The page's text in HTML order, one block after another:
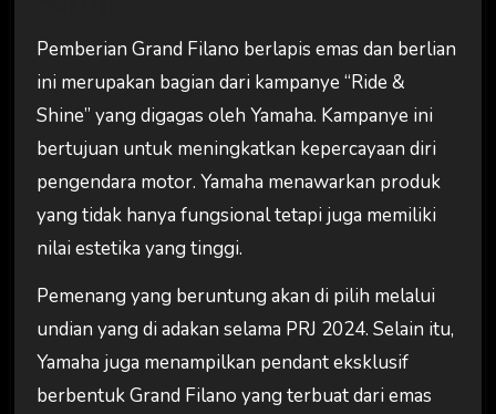
Pemberian Grand Filano berlapis emas dan berlian
ini merupakan bagian dari kampanye “Ride &
Shine” yang digagas oleh Yamaha. Kampanye ini
bertujuan untuk meningkatkan kepercayaan diri
pengendara motor. Yamaha menawarkan produk
yang tidak hanya fungsional tetapi juga memiliki
nilai estetika yang tinggi.
Pemenang yang beruntung akan di pilih melalui
undian yang di adakan selama PRJ 2024. Selain itu,
Yamaha juga menampilkan pendant eksklusif
berbentuk Grand Filano yang terbuat dari emas